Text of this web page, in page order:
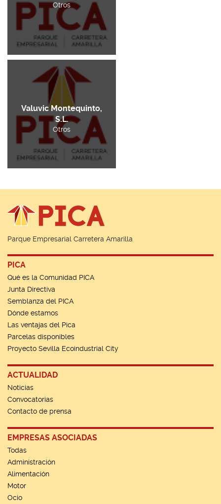
Otros
Valuvic Montequinto,
S.L.
Otros
Parque Empresarial Carretera Amarilla
PICA
Qué es la Comunidad PICA
Junta Directiva
Semblanza del PICA
Dónde estamos
Las ventajas del Pica
Parcelas disponibles
Proyecto Sevilla Ecoindustrial City
ACTUALIDAD
Noticias
Convocatorias
Contacto de prensa
EMPRESAS ASOCIADAS
Todas
Administración
Alimentación
Motor
Ocio